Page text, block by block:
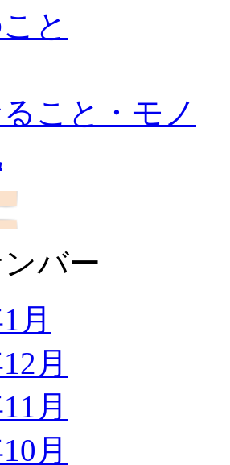
と
こと・モノ
バー
月
月
月
月